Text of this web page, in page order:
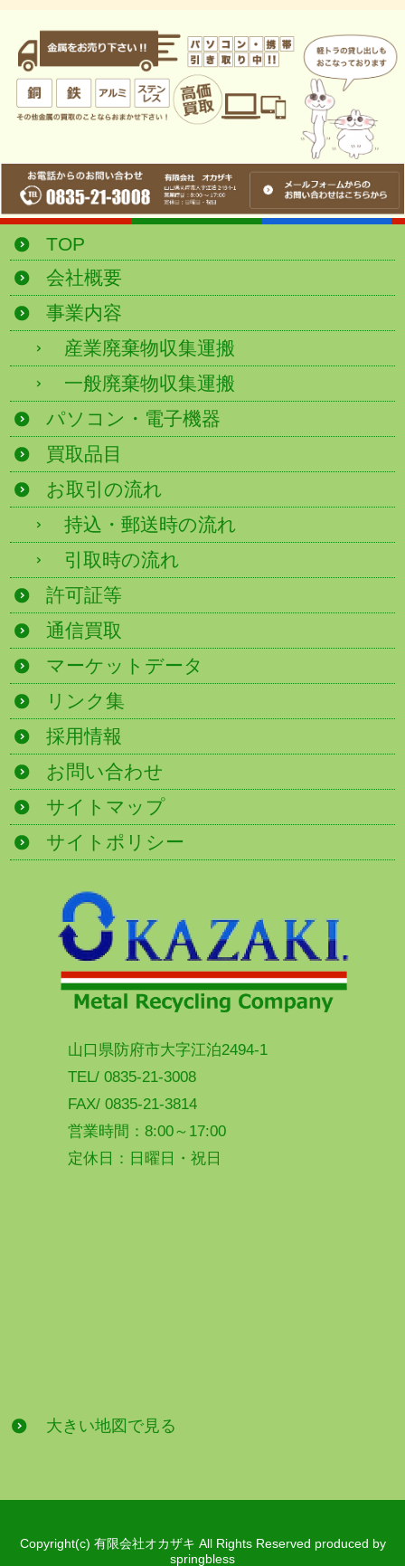
TOP
会社概要
事業内容
産業廃棄物収集運搬
一般廃棄物収集運搬
パソコン・電子機器
買取品目
お取引の流れ
持込・郵送時の流れ
引取時の流れ
許可証等
通信買取
マーケットデータ
リンク集
採用情報
お問い合わせ
サイトマップ
サイトポリシー
山口県防府市大字江泊2494-1
TEL/ 0835-21-3008
FAX/ 0835-21-3814
営業時間：8:00～17:00
定休日：日曜日・祝日
大きい地図で見る
Copyright(c) 有限会社オカザキ All Rights Reserved produced by
springbless